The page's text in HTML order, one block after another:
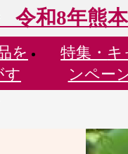
令和8年熊
を
す
特集・ キ
ンペー